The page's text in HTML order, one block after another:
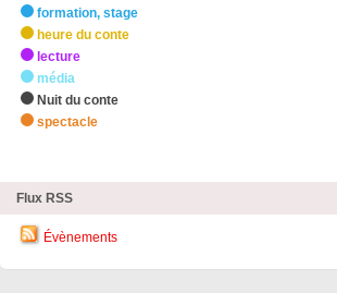
formation, stage
heure du conte
lecture
média
Nuit du conte
spectacle
Flux RSS
Évènements